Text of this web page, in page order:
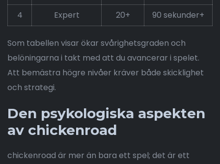
4
Expert 20+ 90 sekunder+
Som tabellen visar ökar svårighetsgraden och
belöningarna i takt med att du avancerar i spelet.
Att bemästra högre nivåer kräver både skicklighet
och strategi.
Den psykologiska aspekten
av chickenroad
chickenroad är mer än bara ett spel; det är ett